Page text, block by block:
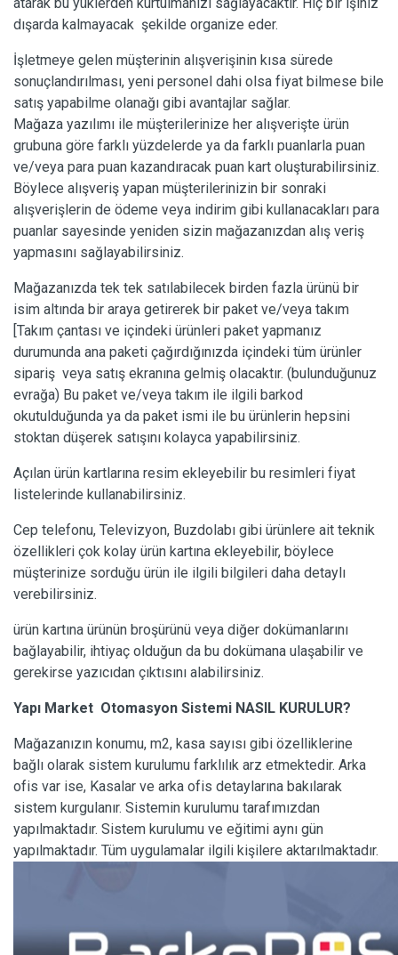
dışarda kalmayacak şekilde organize eder.
İşletmeye gelen müşterinin alışverişinin kısa sürede
sonuçlandırılması, yeni personel dahi olsa fiyat bilmese bile
satış yapabilme olanağı gibi avantajlar sağlar.
Mağaza yazılımı ile müşterilerinize her alışverişte ürün
grubuna göre farklı yüzdelerde ya da farklı puanlarla puan
ve/veya para puan kazandıracak puan kart oluşturabilirsiniz.
Böylece alışveriş yapan müşterilerinizin bir sonraki
alışverişlerin de ödeme veya indirim gibi kullanacakları para
puanlar sayesinde yeniden sizin mağazanızdan alış veriş
yapmasını sağlayabilirsiniz.
Mağazanızda tek tek satılabilecek birden fazla ürünü bir
isim altında bir araya getirerek bir paket ve/veya takım
[Takım çantası ve içindeki ürünleri paket yapmanız
durumunda ana paketi çağırdığınızda içindeki tüm ürünler
sipariş veya satış ekranına gelmiş olacaktır. (bulunduğunuz
evrağa) Bu paket ve/veya takım ile ilgili barkod
okutulduğunda ya da paket ismi ile bu ürünlerin hepsini
stoktan düşerek satışını kolayca yapabilirsiniz.
Açılan ürün kartlarına resim ekleyebilir bu resimleri fiyat
listelerinde kullanabilirsiniz.
Cep telefonu, Televizyon, Buzdolabı gibi ürünlere ait teknik
özellikleri çok kolay ürün kartına ekleyebilir, böylece
müşterinize sorduğu ürün ile ilgili bilgileri daha detaylı
verebilirsiniz.
ürün kartına ürünün broşürünü veya diğer dokümanlarını
bağlayabilir, ihtiyaç olduğun da bu dokümana ulaşabilir ve
gerekirse yazıcıdan çıktısını alabilirsiniz.
Yapı Market Otomasyon Sistemi NASIL KURULUR?
Mağazanızın konumu, m2, kasa sayısı gibi özelliklerine
bağlı olarak sistem kurulumu farklılık arz etmektedir. Arka
ofis var ise, Kasalar ve arka ofis detaylarına bakılarak
sistem kurgulanır. Sistemin kurulumu tarafımızdan
yapılmaktadır. Sistem kurulumu ve eğitimi aynı gün
yapılmaktadır. Tüm uygulamalar ilgili kişilere aktarılmaktadır.